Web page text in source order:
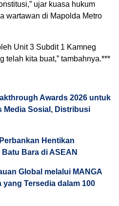
ujar kuasa hukum
wartawan di Mapolda Metro
Unit 3 Subdit 1 Kamneg
telah kita buat,” tambahnya.***
Awards 2026 untuk
Media Sosial, Distribusi
Hentikan
Bara di ASEAN
Global melalui MANGA
yang Tersedia dalam 100